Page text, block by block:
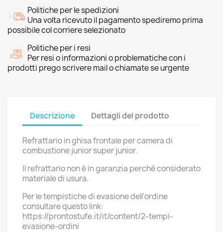
Politiche per le spedizioni
Una volta ricevuto il pagamento spediremo prima
possibile col corriere selezionato
Politiche per i resi
Per resi o informazioni o problematiche con i
prodotti prego scrivere mail o chiamate se urgente
Descrizione Dettagli del prodotto
Refrattario in ghisa frontale per camera di
combustione junior super junior.
Il refrattario non é in garanzia perché considerato
materiale di usura.
Per le tempistiche di evasione dell'ordine
consultare questo link:
https://prontostufe.it/it/content/2-tempi-
evasione-ordini